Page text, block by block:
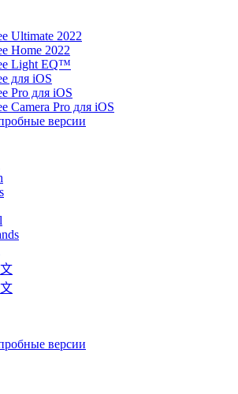
Ultimate 2022
Home 2022
Light EQ™
для iOS
Pro для iOS
Camera Pro для iOS
версии
версии